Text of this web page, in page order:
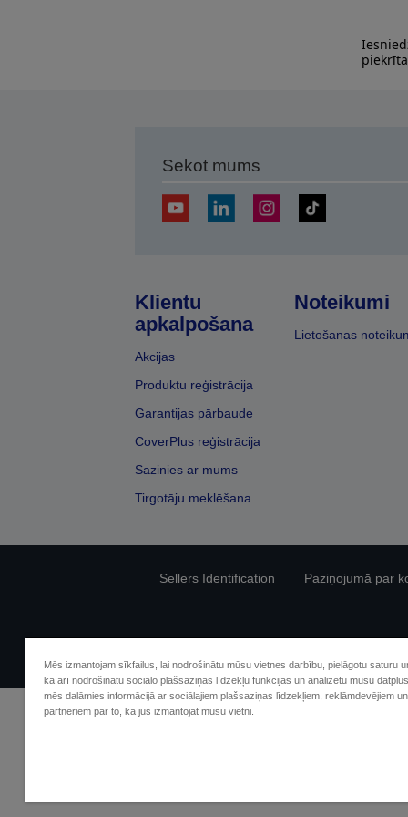
Sekot mums
Klientu
apkalpošana
Akcijas
Produktu reģistrācija
Garantijas pārbaude
CoverPlus reģistrācija
Sazinies ar mums
Tirgotāju meklēšana
Noteikumi
Lietošanas
Sellers Identification Paziņojumā par
Mēs izmantojam sīkfailus, lai nodrošinātu mūsu vietnes darbību, pielāgotu saturu
kā arī nodrošinātu sociālo plašsaziņas līdzekļu funkcijas un analizētu mūsu
mēs dalāmies informācijā ar sociālajiem plašsaziņas līdzekļiem, reklāmdevējiem
partneriem par to, kā jūs izmantojat mūsu vietni.